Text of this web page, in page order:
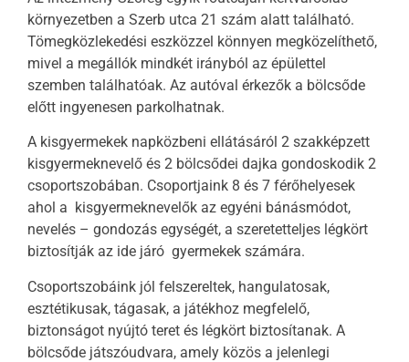
környezetben a Szerb utca 21 szám alatt található.
Tömegközlekedési eszközzel könnyen megközelíthető,
mivel a megállók mindkét irányból az épülettel
szemben találhatóak. Az autóval érkezők a bölcsőde
előtt ingyenesen parkolhatnak.
A kisgyermekek napközbeni ellátásáról 2 szakképzett
kisgyermeknevelő és 2 bölcsődei dajka gondoskodik 2
csoportszobában. Csoportjaink 8 és 7 férőhelyesek
ahol a kisgyermeknevelők az egyéni bánásmódot,
nevelés – gondozás egységét, a szeretetteljes légkört
biztosítják az ide járó gyermekek számára.
Csoportszobáink jól felszereltek, hangulatosak,
esztétikusak, tágasak, a játékhoz megfelelő,
biztonságot nyújtó teret és légkört biztosítanak. A
bölcsőde játszóudvara, amely közös a jelenlegi